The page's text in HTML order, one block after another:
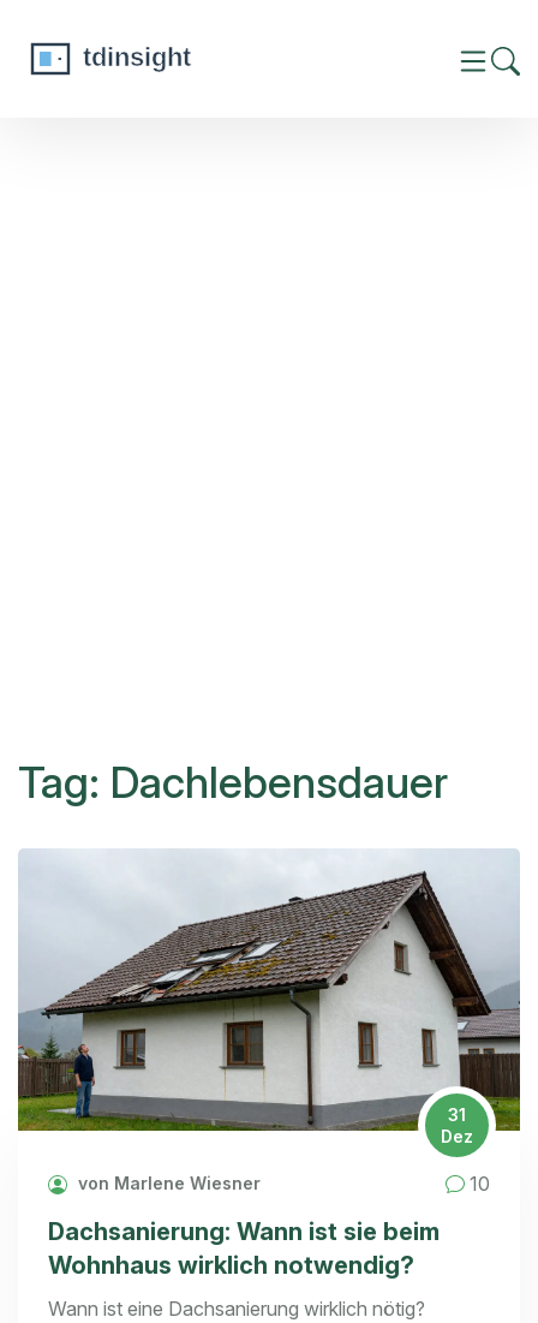
Tag: Dachlebensdauer
31
Dez
von Marlene Wiesner 10
Dachsanierung: Wann ist sie beim
Wohnhaus wirklich notwendig?
Wann ist eine Dachsanierung wirklich nötig?